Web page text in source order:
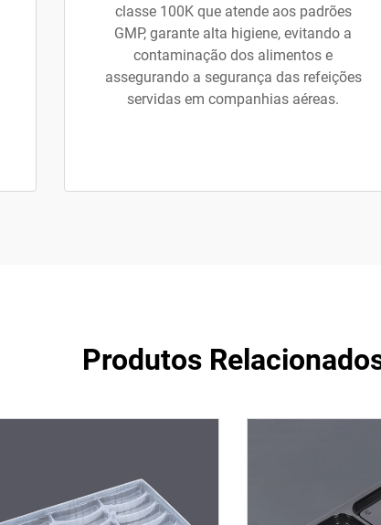
classe 100K que atende aos padrões
GMP, garante alta higiene, evitando a
contaminação dos alimentos e
assegurando a segurança das refeições
servidas em companhias aéreas.
Produtos